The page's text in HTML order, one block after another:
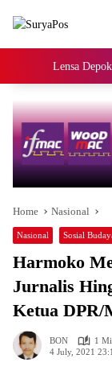
HomeLensa Depok
Home Nasional
Nasional Sosial
Harmoko
Jurnalis
Ketua DPR/
BON
1
4 July, 2021